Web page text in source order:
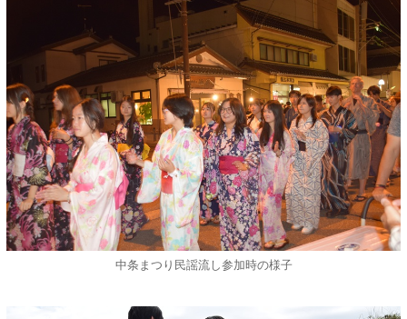
中条まつり民謡流し参加時の様子